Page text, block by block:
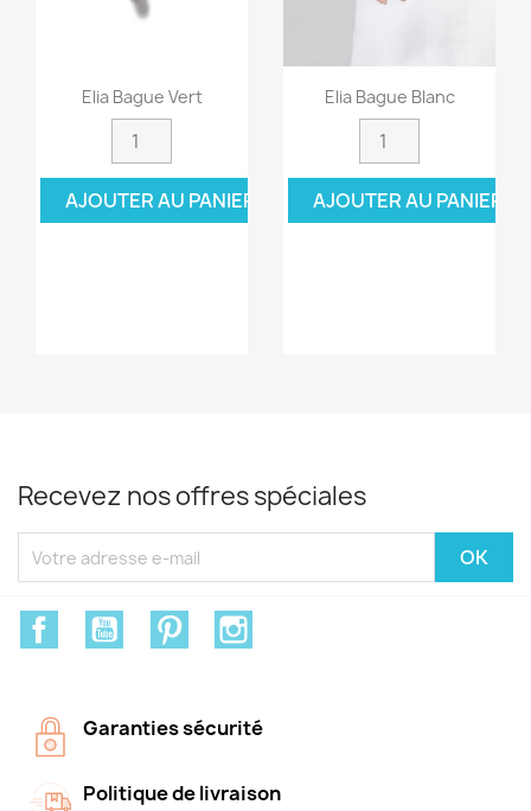
Elia Bague Vert
AJOUTER AU PANIER
Elia Bague Blanc
AJOUTER AU PANIER
Recevez nos offres spéciales
FacebookYouTube Pinterest
Garanties sécurité
Politique de livraison